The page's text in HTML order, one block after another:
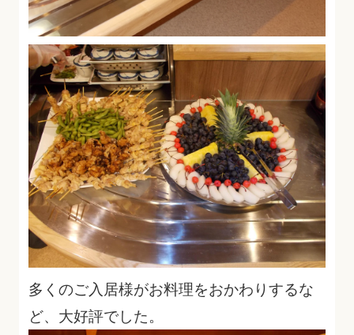
多くのご入居様がお料理をおかわりするな
ど、大好評でした。